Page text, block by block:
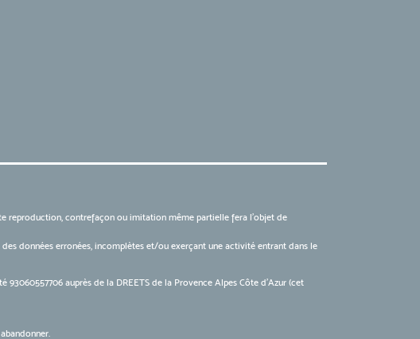
reproduction, contrefaçon ou imitation même partielle fera l'objet de
données erronées, incomplètes et/ou exerçant une activité entrant dans le
auprès de la DREETS de la Provence Alpes Côte d’Azur (cet